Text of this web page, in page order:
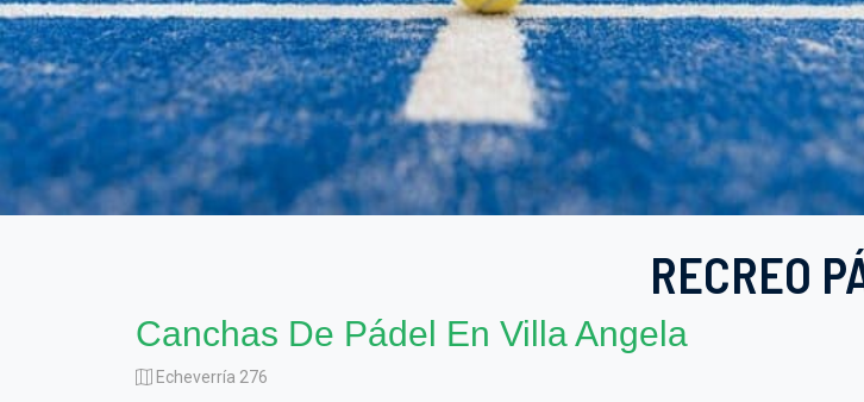
RECREO
Canchas De Pádel En Villa Angela
Echeverría 276